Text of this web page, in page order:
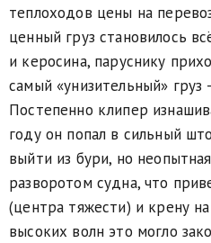
теплоходов цены на
ценный груз становилось
и керосина, паруснику
самый «унизительный»
Постепенно клипер
году он попал в сильный
выйти из бури, но
разворотом судна, что
(центра тяжести) и крену
высоких волн это могло